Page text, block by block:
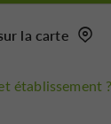
la carte
établissement